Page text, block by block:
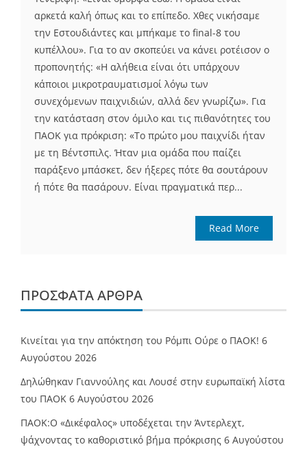
αρκετά καλή όπως και το επίπεδο. Χθες νικήσαμε
την Εστουδιάντες και μπήκαμε το final-8 του
κυπέλλου». Για το αν σκοπεύει να κάνει ροτέισον ο
προπονητής: «Η αλήθεια είναι ότι υπάρχουν
κάποιοι μικροτραυματισμοί λόγω των
συνεχόμενων παιχνιδιών, αλλά δεν γνωρίζω». Για
την κατάσταση στον όμιλο και τις πιθανότητες του
ΠΑΟΚ για πρόκριση: «Το πρώτο μου παιχνίδι ήταν
με τη Βέντσπιλς. Ήταν μια ομάδα που παίζει
παράξενο μπάσκετ, δεν ήξερες πότε θα σουτάρουν
ή πότε θα πασάρουν. Είναι πραγματικά περ...
Read More
ΠΡΌΣΦΑΤΑ ΆΡΘΡΑ
Κινείται για την απόκτηση του Ρόμπι Ούρε ο ΠΑΟΚ! 6
Αυγούστου 2026
Δηλώθηκαν Γιαννούλης και Λουσέ στην ευρωπαϊκή λίστα
του ΠΑΟΚ 6 Αυγούστου 2026
ΠΑΟΚ:Ο «Δικέφαλος» υποδέχεται την Άντερλεχτ,
ψάχνοντας το καθοριστικό βήμα πρόκρισης 6 Αυγούστου